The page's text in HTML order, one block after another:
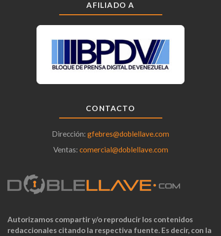
AFILIADO A
CONTACTO
Dirección: gfebres@doblellave.com
Ventas: comercial@doblellave.com
Autorizamos compartir y/o reproducir los contenidos
redaccionales citando la respectiva fuente. Es decir, con la